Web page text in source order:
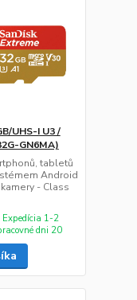
UHS-I U3 /
GN6MA)
tabletů
Android
- Class
Expedícia 1-2
dni 20